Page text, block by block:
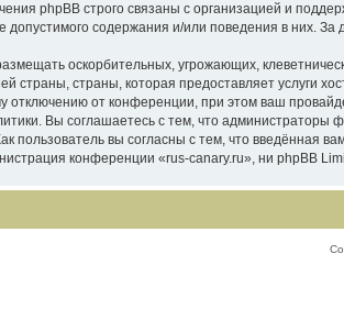
phpBB строго связаны с организацией и
допустимого содержания и/или поведения в них.
оскорбительных, угрожающих,
страны, страны, которая предоставляет услуги
от конференции, при этом ваш
Вы соглашаетесь с тем, что
пользователь вы согласны с тем, что введённая
конференции «rus-canary.ru», ни phpBB